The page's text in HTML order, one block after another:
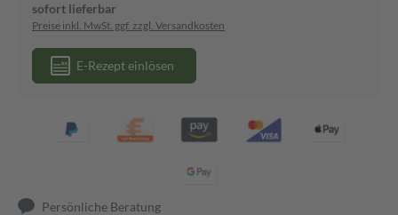
sofort lieferbar
Preise inkl. MwSt. ggf. zzgl. Versandkosten
E-Rezept einlösen
Persönliche Beratung